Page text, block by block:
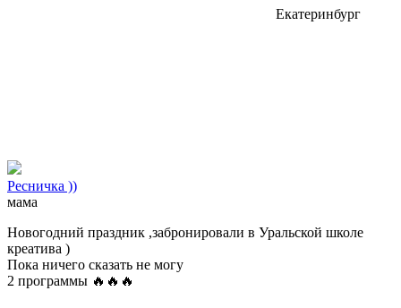
Екатеринбург
Ресничка ))
мама
Новогодний праздник ,забронировали в Уральской школе
креатива )
Пока ничего сказать не могу
2 программы 🔥🔥🔥